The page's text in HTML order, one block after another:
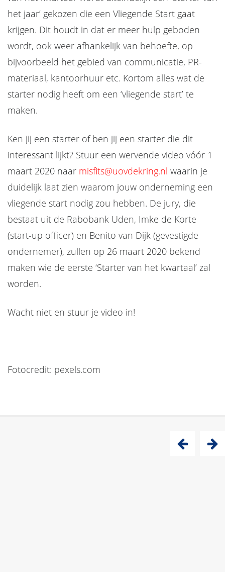
het jaar’ gekozen die een Vliegende Start gaat
krijgen. Dit houdt in dat er meer hulp geboden
wordt, ook weer afhankelijk van behoefte, op
bijvoorbeeld het gebied van communicatie, PR-
materiaal, kantoorhuur etc. Kortom alles wat de
starter nodig heeft om een ‘vliegende start’ te
maken.
Ken jij een starter of ben jij een starter die dit
interessant lijkt? Stuur een wervende video vóór 1
maart 2020 naar misfits@uovdekring.nl waarin je
duidelijk laat zien waarom jouw onderneming een
vliegende start nodig zou hebben. De jury, die
bestaat uit de Rabobank Uden, Imke de Korte
(start-up officer) en Benito van Dijk (gevestigde
ondernemer), zullen op 26 maart 2020 bekend
maken wie de eerste ‘Starter van het kwartaal’ zal
worden.
Wacht niet en stuur je video in!
Fotocredit: pexels.com